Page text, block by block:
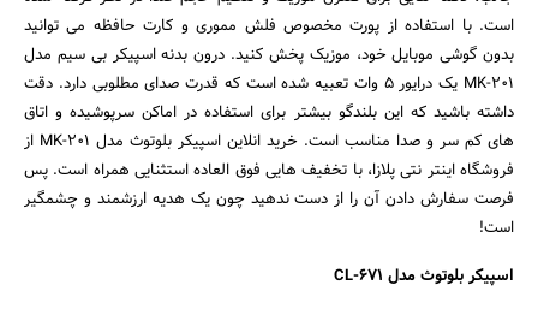
جستجو
است. با استفاده از پورت مخصوص فلش مموری و کارت حافظه می توانید
بدون گوشی موبایل خود، موزیک پخش کنید. درون بدنه اسپیکر بی سیم مدل
MK-201 یک درایور 5 وات تعبیه شده است که قدرت صدای مطلوبی دارد. دقت
داشته باشید که این بلندگو بیشتر برای استفاده در اماکن سرپوشیده و اتاق
های کم سر و صدا مناسب است. خرید انلاین اسپیکر بلوتوث مدل MK-201 از
فروشگاه اینتر نتی پلازا، با تخفیف هایی فوق العاده استثنایی همراه است. پس
فرصت سفارش دادن آن را از دست ندهید چون یک هدیه ارزشمند و چشمگیر
است!
اسپیکر بلوتوث مدل CL-671